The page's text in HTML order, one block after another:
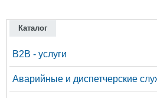
Каталог
B2B - услуги
Аварийные и диспетчерские